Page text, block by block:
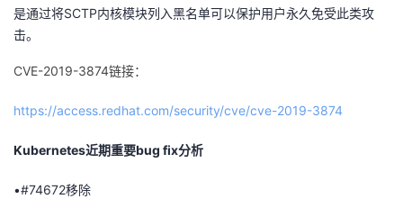
注
开
学
堂
的
我
持
我
是通过将SCTP内核模块列入黑名单可以保护用户永久免受此类攻
击。
CVE-2019-3874链接：
https://access.redhat.com/security/cve/cve-2019-3874
Kubernetes近期重要bug fix分析
•#74672移除